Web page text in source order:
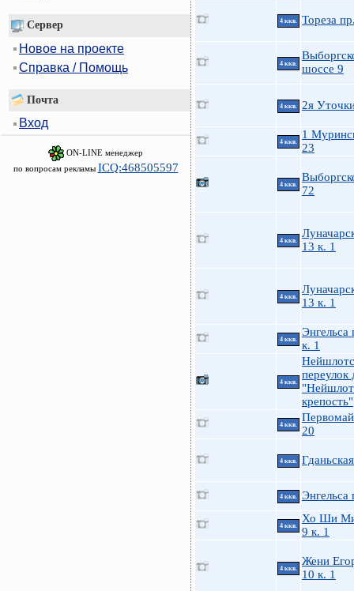
Сервер
Новое на проекте
Справка / Помощь
Почта
Вход
ON-LINE менеджер
по вопросам рекламы ICQ:468505597
4 ккв. Тореза
4 ккв.
шоссе 9
4 ккв. 2я
4 ккв.
1
23
4 ккв.
72
4 ккв.
13 к. 1
4 ккв.
13 к. 1
4 ккв.
Энгельса
к. 1
4 ккв.
крепость"
4 ккв.
20
4 ккв.
4 ккв. Энгельса
4 ккв.
Хо Ши
9 к. 1
4 ккв.
Жени
10 к. 1